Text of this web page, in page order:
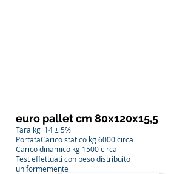
euro pallet cm 80x120x15,5
Tara kg 14 ± 5%
PortataCarico statico kg 6000 circa
Carico dinamico kg 1500 circa
Test effettuati con peso distribuito
uniformemente